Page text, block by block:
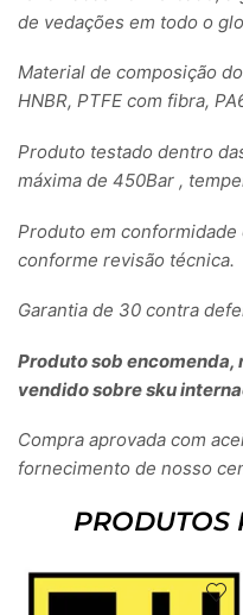
de vedações em todo o
Material de composição
HNBR, PTFE com fibra,
Produto testado dentro
máxima de 450Bar ,
Produto em
conforme revisão técnica.
Garantia de 30 contra
Produto sob encomenda,
vendido sobre sku
Compra aprovada com
fornecimento de nosso
PRODUTOS